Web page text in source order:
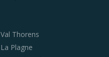
Val Thorens
La Plagne